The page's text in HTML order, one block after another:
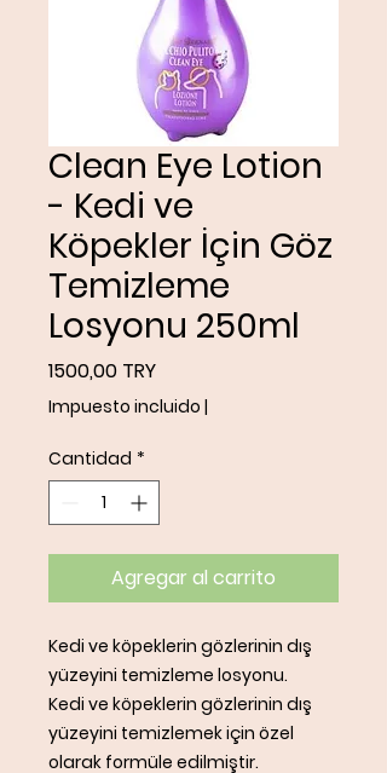
Clean Eye Lotion
- Kedi ve
Köpekler İçin Göz
Temizleme
Losyonu 250ml
1500,00 TRYPrecio
Impuesto incluido |
Cantidad *
Agregar al carrito
Kedi ve köpeklerin gözlerinin dış
yüzeyini temizleme losyonu.
Kedi ve köpeklerin gözlerinin dış
yüzeyini temizlemek için özel
olarak formüle edilmiştir.